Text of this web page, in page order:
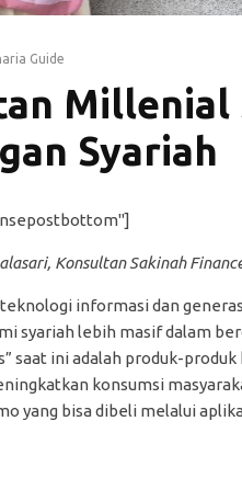
Guide
Millenial
Syariah
Konsultan Sakinah
informasi dan
syariah lebih masif dalam
saat ini adalah produk-
konsumsi
yang bisa dibeli melalui